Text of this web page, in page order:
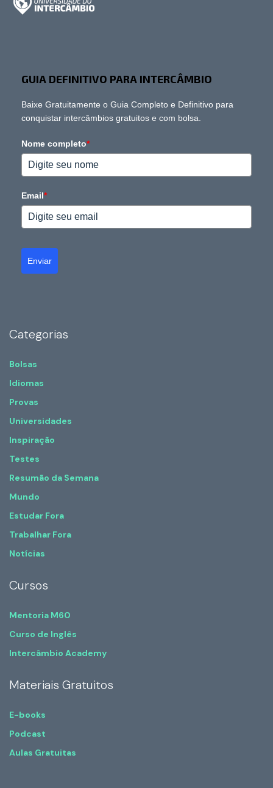
GUIA DEFINITIVO PARA INTERCÂMBIO
Baixe Gratuitamente o Guia Completo e Definitivo para
conquistar intercâmbios gratuitos e com bolsa.
Nome completo*
Email*
Enviar
Categorias
Bolsas
Idiomas
Provas
Universidades
Inspiração
Testes
Resumão da Semana
Mundo
Estudar Fora
Trabalhar Fora
Notícias
Cursos
Mentoria M60
Curso de Inglês
Intercâmbio Academy
Materiais Gratuitos
E-books
Podcast
Aulas Gratuitas